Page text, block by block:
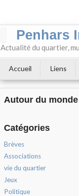
Penhars
Actualité du quartier,
Accueil Liens
Autour du monde
Catégories
Brèves
Associations
vie du quartier
Jeux
Politique